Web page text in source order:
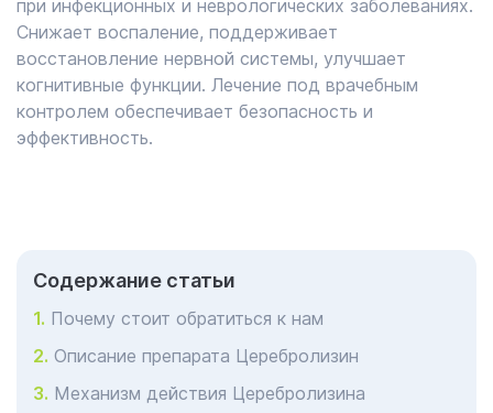
при инфекционных и неврологических заболеваниях.
Снижает воспаление, поддерживает
восстановление нервной системы, улучшает
когнитивные функции. Лечение под врачебным
контролем обеспечивает безопасность и
эффективность.
Cодержание статьи
Почему стоит обратиться к нам
Описание препарата Церебролизин
Механизм действия Церебролизина